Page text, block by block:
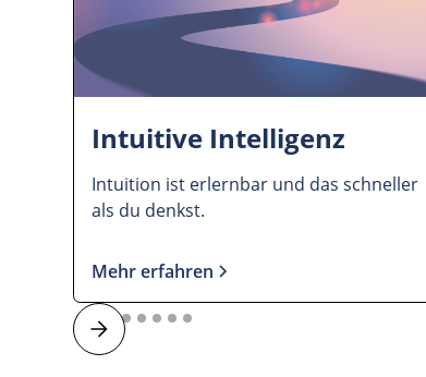
Intuitive Intelligenz
Intuition ist erlernbar und das schneller
als du denkst.
Mehr erfahren